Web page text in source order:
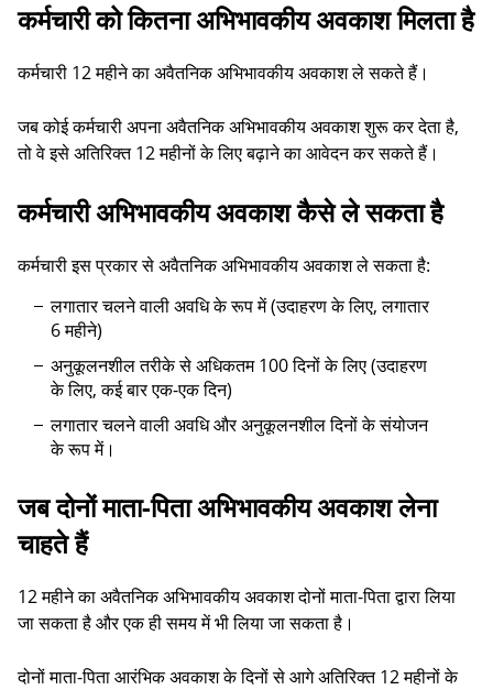
कर्मचारी को कितना अभिभावकीय अवकाश मिलता है
कर्मचारी 12 महीने का अवैतनिक अभिभावकीय अवकाश ले सकते हैं।
जब कोई कर्मचारी अपना अवैतनिक अभिभावकीय अवकाश शुरू कर देता है,
तो वे इसे अतिरिक्त 12 महीनों के लिए बढ़ाने का आवेदन कर सकते हैं।
कर्मचारी अभिभावकीय अवकाश कैसे ले सकता है
कर्मचारी इस प्रकार से अवैतनिक अभिभावकीय अवकाश ले सकता है:
लगातार चलने वाली अवधि के रूप में (उदाहरण के लिए, लगातार
6 महीने)
अनुकूलनशील तरीके से अधिकतम 100 दिनों के लिए (उदाहरण
के लिए, कई बार एक-एक दिन)
लगातार चलने वाली अवधि और अनुकूलनशील दिनों के संयोजन
के रूप में।
जब दोनों माता-पिता अभिभावकीय अवकाश लेना
चाहते हैं
12 महीने का अवैतनिक अभिभावकीय अवकाश दोनों माता-पिता द्वारा लिया
जा सकता है और एक ही समय में भी लिया जा सकता है।
दोनों माता-पिता आरंभिक अवकाश के दिनों से आगे अतिरिक्त 12 महीनों के